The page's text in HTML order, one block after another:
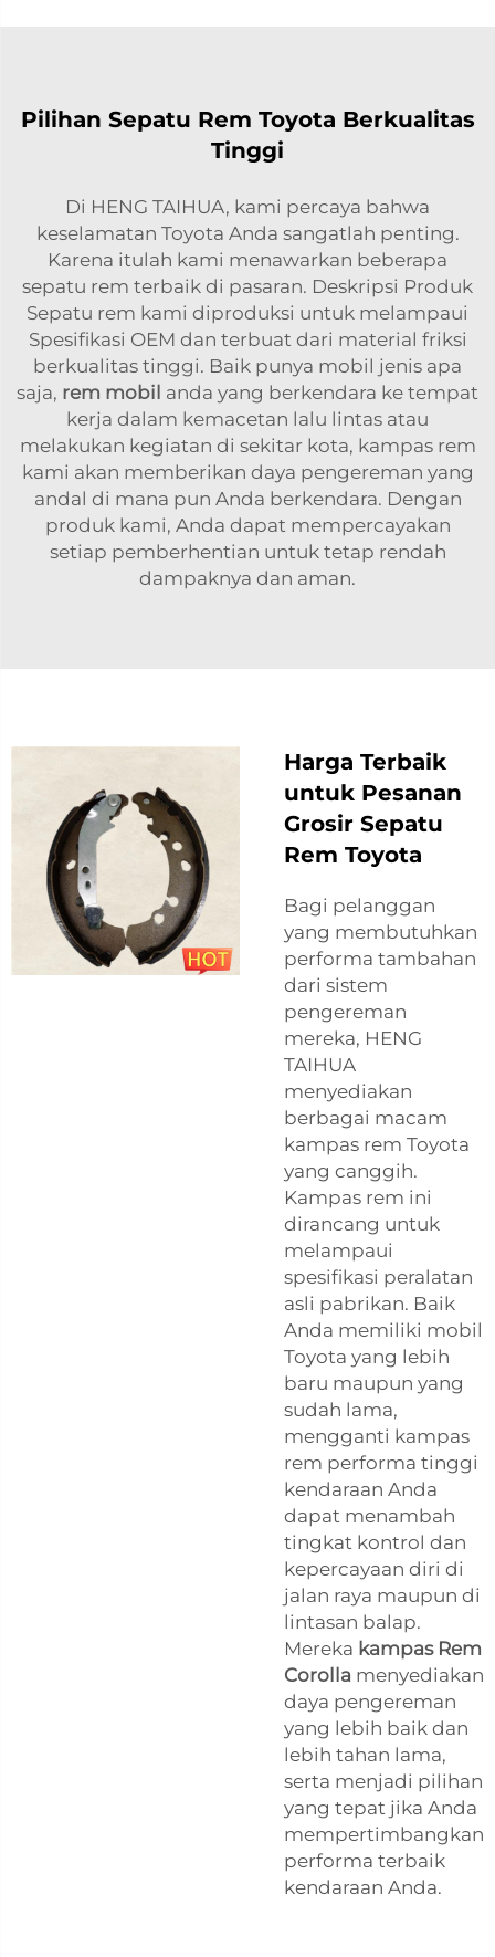
Pilihan Sepatu Rem Toyota Berkualitas
Tinggi
Di HENG TAIHUA, kami percaya bahwa
keselamatan Toyota Anda sangatlah penting.
Karena itulah kami menawarkan beberapa
sepatu rem terbaik di pasaran. Deskripsi Produk
Sepatu rem kami diproduksi untuk melampaui
Spesifikasi OEM dan terbuat dari material friksi
berkualitas tinggi. Baik punya mobil jenis apa
saja, rem mobil anda yang berkendara ke tempat
kerja dalam kemacetan lalu lintas atau
melakukan kegiatan di sekitar kota, kampas rem
kami akan memberikan daya pengereman yang
andal di mana pun Anda berkendara. Dengan
produk kami, Anda dapat mempercayakan
setiap pemberhentian untuk tetap rendah
dampaknya dan aman.
Harga Terbaik
untuk Pesanan
Grosir Sepatu
Rem Toyota
Bagi pelanggan
yang membutuhkan
performa tambahan
dari sistem
pengereman
mereka, HENG
TAIHUA
menyediakan
berbagai macam
kampas rem Toyota
yang canggih.
Kampas rem ini
dirancang untuk
melampaui
spesifikasi peralatan
asli pabrikan. Baik
Anda memiliki mobil
Toyota yang lebih
baru maupun yang
sudah lama,
mengganti kampas
rem performa tinggi
kendaraan Anda
dapat menambah
tingkat kontrol dan
kepercayaan diri di
jalan raya maupun di
lintasan balap.
Mereka kampas Rem
Corolla menyediakan
daya pengereman
yang lebih baik dan
lebih tahan lama,
serta menjadi pilihan
yang tepat jika Anda
mempertimbangkan
performa terbaik
kendaraan Anda.